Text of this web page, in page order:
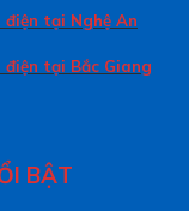
tại Nghệ An
tại Bắc Giang
BẬT